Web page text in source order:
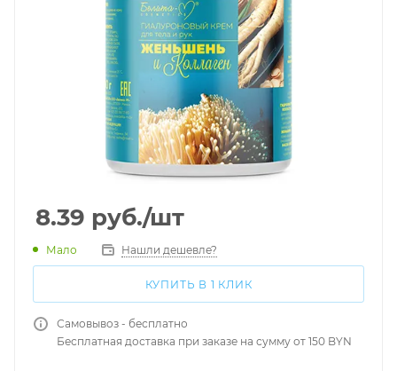
8.39 руб./шт
Мало Нашли дешевле?
КУПИТЬ В 1 КЛИК
Самовывоз - бесплатно
Бесплатная доставка при заказе на сумму от 150 BYN